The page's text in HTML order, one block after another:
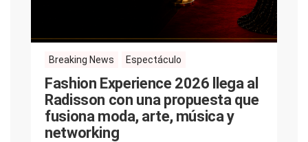
Breaking News Espectáculo
Fashion Experience 2026 llega al
Radisson con una propuesta que
fusiona moda, arte, música y
networking